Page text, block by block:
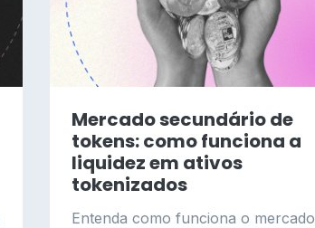
Mercado secundário de
tokens: como funciona a
liquidez em ativos
tokenizados
Entenda como funciona o mercado